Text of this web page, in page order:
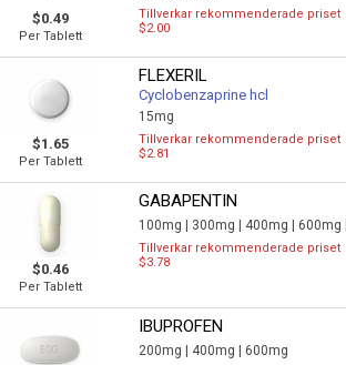
$0.49
Per Tablett
Tillverkar rekommenderade priset
$2.00
$1.65
Per Tablett
FLEXERIL
Сyclobenzaprine hcl
15mg
Tillverkar rekommenderade priset
$2.81
$0.46
Per Tablett
GABAPENTIN
100mg | 300mg | 400mg | 600mg |
Tillverkar rekommenderade priset
$3.78
IBUPROFEN
200mg | 400mg | 600mg